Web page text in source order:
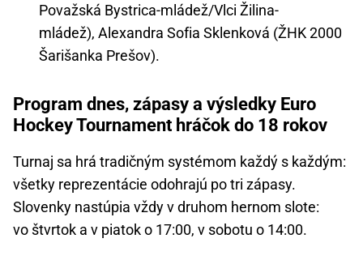
Považská Bystrica-mládež/Vlci Žilina-
mládež), Alexandra Sofia Sklenková (ŽHK 2000
Šarišanka Prešov).
Program dnes, zápasy a výsledky Euro
Hockey Tournament hráčok do 18 rokov
Turnaj sa hrá tradičným systémom každý s každým:
všetky reprezentácie odohrajú po tri zápasy.
Slovenky nastúpia vždy v druhom hernom slote:
vo štvrtok a v piatok o 17:00, v sobotu o 14:00.